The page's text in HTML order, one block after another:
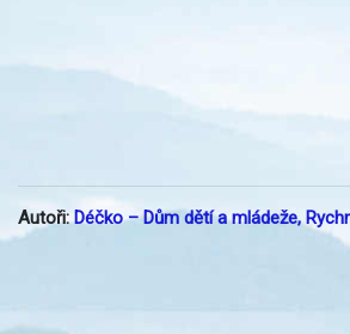
Autoři:Déčko – Dům dětí a mládeže,